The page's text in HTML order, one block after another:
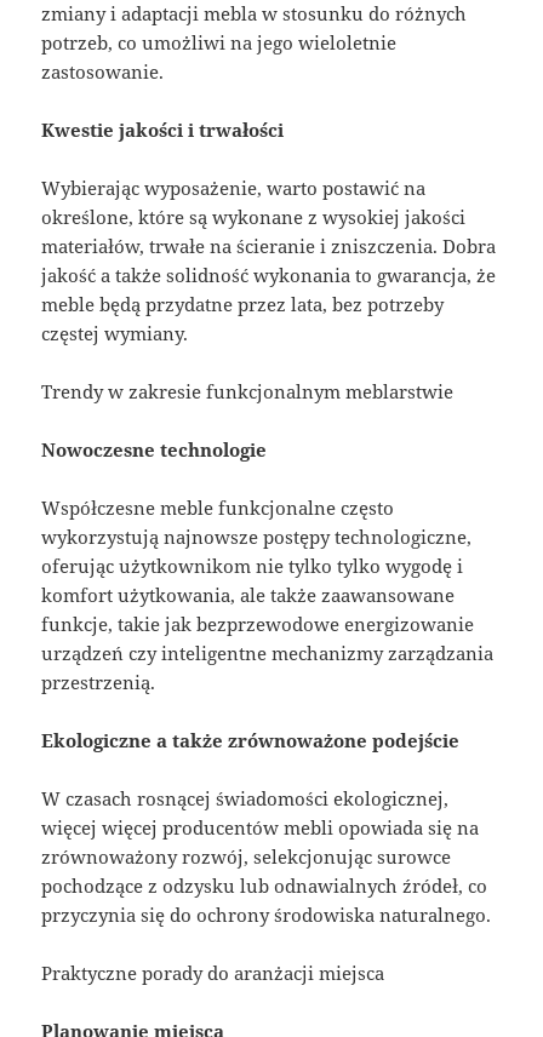
zmiany i adaptacji mebla w stosunku do różnych
potrzeb, co umożliwi na jego wieloletnie
zastosowanie.
Kwestie jakości i trwałości
Wybierając wyposażenie, warto postawić na
określone, które są wykonane z wysokiej jakości
materiałów, trwałe na ścieranie i zniszczenia. Dobra
jakość a także solidność wykonania to gwarancja, że
meble będą przydatne przez lata, bez potrzeby
częstej wymiany.
Trendy w zakresie funkcjonalnym meblarstwie
Nowoczesne technologie
Współczesne meble funkcjonalne często
wykorzystują najnowsze postępy technologiczne,
oferując użytkownikom nie tylko tylko wygodę i
komfort użytkowania, ale także zaawansowane
funkcje, takie jak bezprzewodowe energizowanie
urządzeń czy inteligentne mechanizmy zarządzania
przestrzenią.
Ekologiczne a także zrównoważone podejście
W czasach rosnącej świadomości ekologicznej,
więcej więcej producentów mebli opowiada się na
zrównoważony rozwój, selekcjonując surowce
pochodzące z odzysku lub odnawialnych źródeł, co
przyczynia się do ochrony środowiska naturalnego.
Praktyczne porady do aranżacji miejsca
Planowanie miejsca